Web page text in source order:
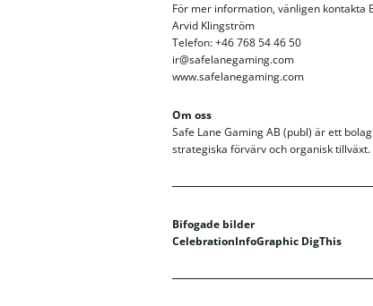
För mer information, vänligen kontakta
Arvid Klingström
Telefon: +46 768 54 46 50
ir@safelanegaming.com
www.safelanegaming.com
Om oss
Safe Lane Gaming AB (publ) är ett
strategiska förvärv och organisk
Bifogade bilder
CelebrationInfoGraphic DigThis